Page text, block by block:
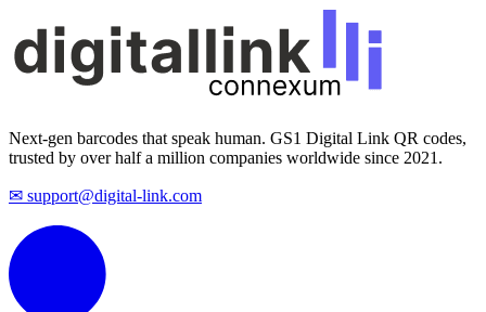
Next-gen barcodes that speak human. GS1 Digital Link QR codes,
trusted by over half a million companies worldwide since 2021.
✉ support@digital-link.com